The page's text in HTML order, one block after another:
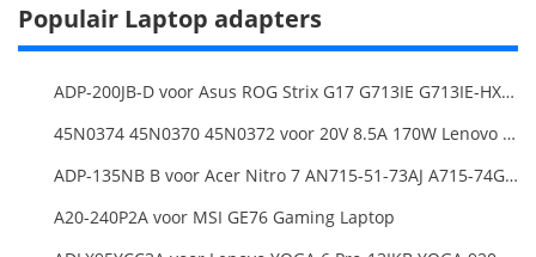
Populair Laptop adapters
ADP-200JB-D voor Asus ROG Strix G17 G713IE G713IE-HX002W
45N0374 45N0370 45N0372 voor 20V 8.5A 170W Lenovo ThinkPad W540 T540P
ADP-135NB B voor Acer Nitro 7 AN715-51-73AJ A715-74G-52B0 Notebook
A20-240P2A voor MSI GE76 Gaming Laptop